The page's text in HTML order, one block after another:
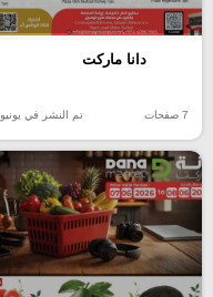
دانا ماركت
7 صفحات تم النشر في يونيو 10